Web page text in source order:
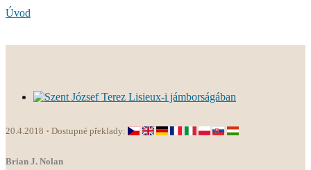
Úvod
20.4.2018 Dostupné překlady:
Brian J. Nolan